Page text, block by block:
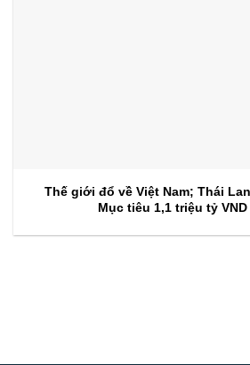
Thế giới đổ về Việt Nam; Thái
Mục tiêu 1,1 triệu tỷ